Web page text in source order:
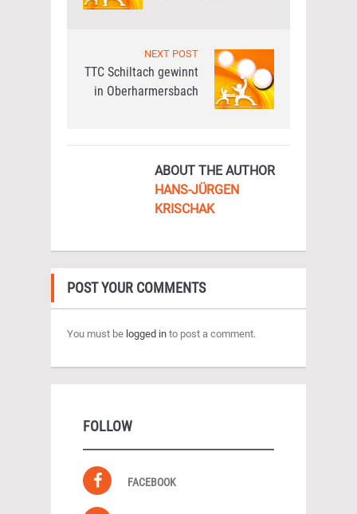
NEXT POST
TTC Schiltach gewinnt
in Oberharmersbach
ABOUT THE AUTHOR
HANS-JÜRGEN
KRISCHAK
POST YOUR COMMENTS
You must be logged in to post a comment.
FOLLOW
FACEBOOK